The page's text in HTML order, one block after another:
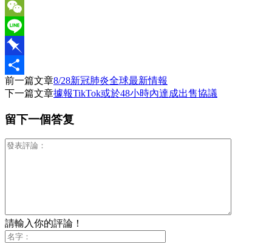
Email
WeChat
Line
Pinboard
分
前一篇文章8/28新冠肺炎全球最新情報
下一篇文章據報TikTok或於48小時內達成出售協議
留下一個答复
請輸入你的評論！